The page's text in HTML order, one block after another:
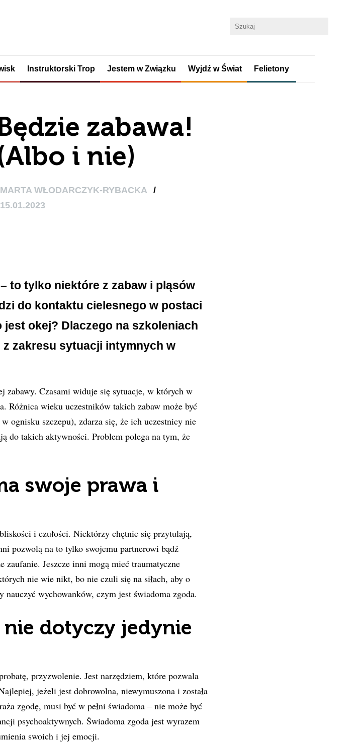
Instruktorski Trop Jestem w Związku Wyjdź w Świat Felietony
zabawa!
i nie)
MARTA WŁODARCZYK-RYBACKA
/
15.01.2023
totylko niektóre z zabaw i pląsów
do kontaktu cielesnego w postaci
jest okej? Dlaczego na szkoleniach
z zakresu sytuacji intymnych w
zabawy. Czasami widuje się sytuacje, w których w
Różnica wieku uczestników takich zabaw może być
ognisku szczepu), zdarza się, że ich uczestnicy nie
do takich aktywności. Problem polega na tym, że
swoje prawa i
i czułości. Niektórzy chętnie się przytulają,
pozwolą na to tylko swojemu partnerowi bądź
zaufanie. Jeszcze inni mogą mieć traumatyczne
nie wie nikt, bo nie czuli się na siłach, aby o
wychowanków, czym jest świadoma zgoda.
dotyczy jedynie
przyzwolenie. Jest narzędziem, które pozwala
jeżeli jest dobrowolna, niewymuszona i została
zgodę, musi być w pełni świadoma – niemoże być
psychoaktywnych. Świadoma zgoda jest wyrazem
swoich i jej emocji.